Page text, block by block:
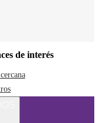
de interés